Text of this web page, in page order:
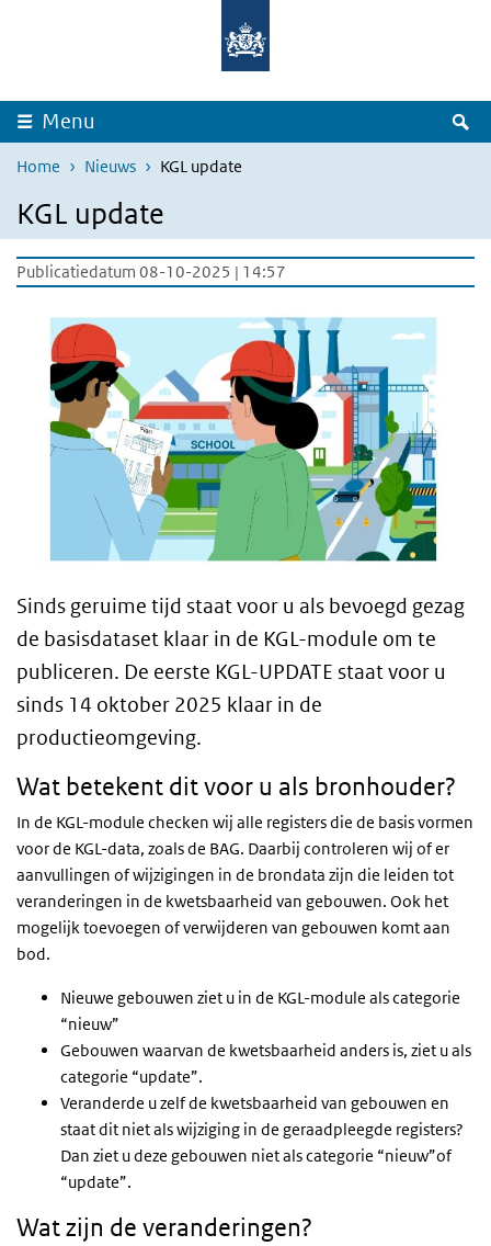
Overslaan en naar de inhoud gaan
Menu
Home Nieuws KGL update
KGL update
Publicatiedatum 08-10-2025 | 14:57
Sinds geruime tijd staat voor u als bevoegd gezag
de basisdataset klaar in de KGL-module om te
publiceren. De eerste KGL-UPDATE staat voor u
sinds 14 oktober 2025 klaar in de
productieomgeving.
Wat betekent dit voor u als bronhouder?
In de KGL-module checken wij alle registers die de basis vormen
voor de KGL-data, zoals de BAG. Daarbij controleren wij of er
aanvullingen of wijzigingen in de brondata zijn die leiden tot
veranderingen in de kwetsbaarheid van gebouwen. Ook het
mogelijk toevoegen of verwijderen van gebouwen komt aan
bod.
Nieuwe gebouwen ziet u in de KGL-module als categorie
“nieuw”
Gebouwen waarvan de kwetsbaarheid anders is, ziet u als
categorie “update”.
Veranderde u zelf de kwetsbaarheid van gebouwen en
staat dit niet als wijziging in de geraadpleegde registers?
Dan ziet u deze gebouwen niet als categorie “nieuw”of
“update”.
Wat zijn de veranderingen?